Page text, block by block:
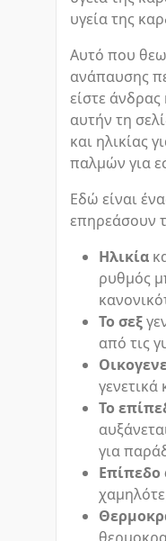
υγεία της
Αυτό που
ανάπαυσης
είστε
αυτήν τη
και ηλικίας
παλμών για
Εδώ είναι
επηρεάσουν
Ηλικία
ρυθμός
Το σεξ
από τις
γενετικά
Το
για
Επίπεδο